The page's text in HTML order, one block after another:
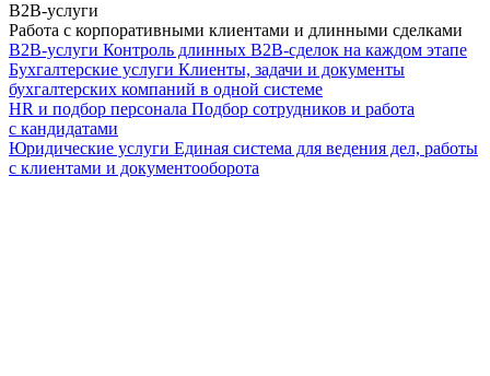
B2B-услуги
Работа с корпоративными клиентами и длинными сделками
B2B-услуги Контроль длинных B2B-сделок на каждом этапе
Бухгалтерские услуги Клиенты, задачи и документы
бухгалтерских компаний в одной системе
HR и подбор персонала Подбор сотрудников и работа
с кандидатами
Юридические услуги Единая система для ведения дел, работы
с клиентами и документооборота